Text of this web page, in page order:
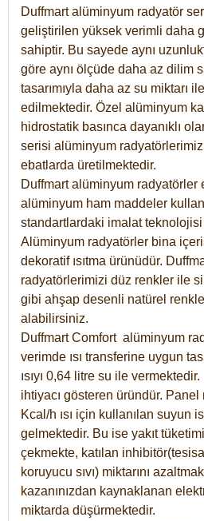
Duffmart alüminyum radyatör
geliştirilen yüksek verimli daha
sahiptir. Bu sayede aynı
göre aynı ölçüde daha az dilim
tasarımıyla daha az su miktarı
edilmektedir. Özel alüminyum
hidrostatik basınca dayanıklı
serisi alüminyum
ebatlarda üretilmektedir.
Duffmart alüminyum radyatörler
alüminyum ham maddeler
standartlardaki imalat
Alüminyum radyatörler bina
dekoratif ısıtma ürünüdür.
radyatörlerimizi düz renkler ile
gibi ahşap desenli natürel
alabilirsiniz.
Duffmart Comfort alüminyum
verimde ısı transferine uygun
ısıyı 0,64 litre su ile
ihtiyacı gösteren üründür.
Kcal/h ısı için kullanılan suyun
gelmektedir. Bu ise yakıt
çekmekte, katılan
koruyucu sıvı) miktarını
kazanınızdan kaynaklanan
miktarda düşürmektedir.